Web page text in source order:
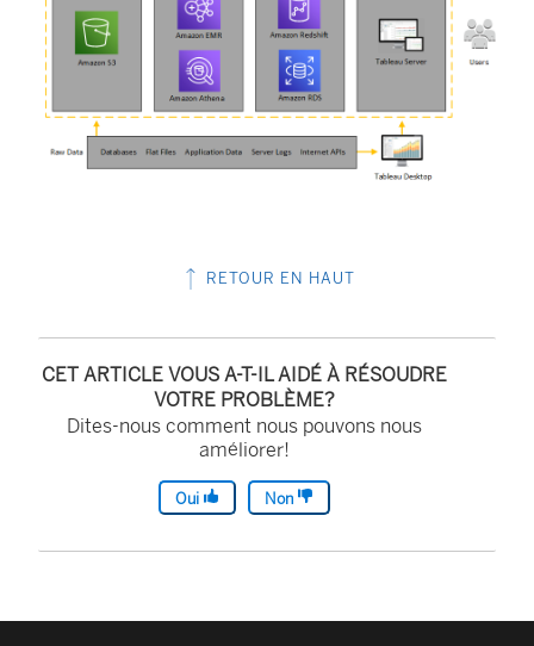
RETOUR EN HAUT
CET ARTICLE VOUS A-T-IL AIDÉ À RÉSOUDRE
VOTRE PROBLÈME?
Dites-nous comment nous pouvons nous
améliorer!
Oui Non